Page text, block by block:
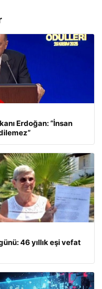
Erdoğan: “İnsan
46 yıllık eşi vefat